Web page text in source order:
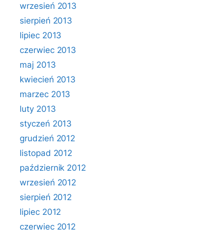
wrzesień 2013
sierpień 2013
lipiec 2013
czerwiec 2013
maj 2013
kwiecień 2013
marzec 2013
luty 2013
styczeń 2013
grudzień 2012
listopad 2012
październik 2012
wrzesień 2012
sierpień 2012
lipiec 2012
czerwiec 2012